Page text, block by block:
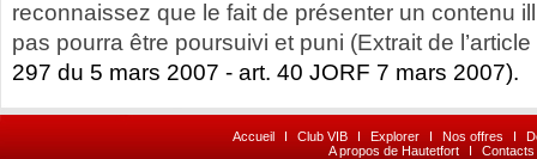
reconnaissez que le fait de présenter un contenu
pas pourra être poursuivi et puni (Extrait de
297 du 5 mars 2007 - art. 40 JORF 7 mars 2007).
Accueil I Club VIB I Explorer I Nos offres I
A propos de Hautetfort
I Contacts